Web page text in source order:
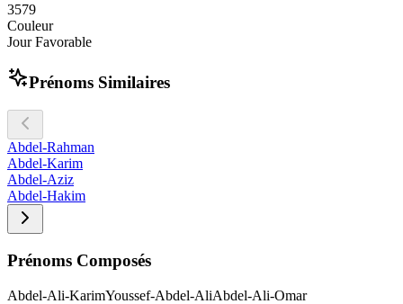
3579
Couleur
Jour Favorable
Prénoms Similaires
Abdel-Rahman
Abdel-Karim
Abdel-Aziz
Abdel-Hakim
Prénoms Composés
Abdel-Ali-KarimYoussef-Abdel-AliAbdel-Ali-Omar